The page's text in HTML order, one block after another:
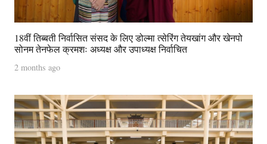
18वीं तिब्बती निर्वासित संसद के लिए डोल्मा त्सेरिंग तेयखांग और खेनपो
सोनम तेनफेल क्रमशः अध्यक्ष और उपाध्यक्ष निर्वाचित
2 months ago